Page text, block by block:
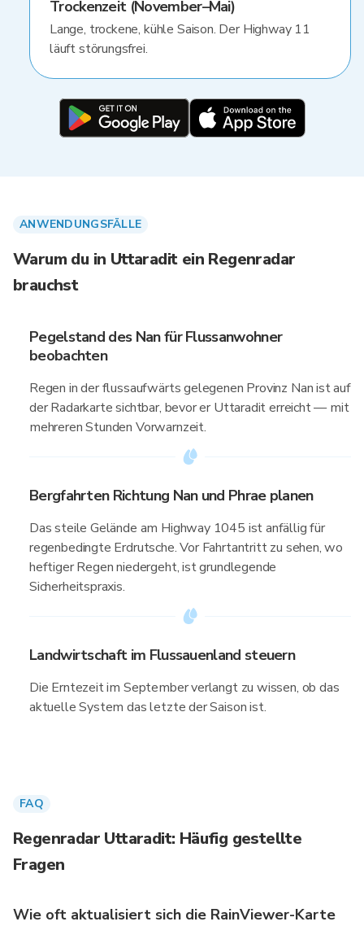
Trockenzeit (November–Mai)
Lange, trockene, kühle Saison. Der Highway 11
läuft störungsfrei.
ANWENDUNGSFÄLLE
Warum du in Uttaradit ein Regenradar
brauchst
Pegelstand des Nan für Flussanwohner
beobachten
Regen in der flussaufwärts gelegenen Provinz Nan ist auf
der Radarkarte sichtbar, bevor er Uttaradit erreicht — mit
mehreren Stunden Vorwarnzeit.
Bergfahrten Richtung Nan und Phrae planen
Das steile Gelände am Highway 1045 ist anfällig für
regenbedingte Erdrutsche. Vor Fahrtantritt zu sehen, wo
heftiger Regen niedergeht, ist grundlegende
Sicherheitspraxis.
Landwirtschaft im Flussauenland steuern
Die Erntezeit im September verlangt zu wissen, ob das
aktuelle System das letzte der Saison ist.
FAQ
Regenradar Uttaradit: Häufig gestellte
Fragen
Wie oft aktualisiert sich die RainViewer-Karte